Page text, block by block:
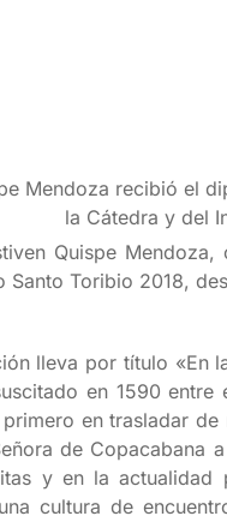
Mendoza recibió el
la Cátedra y del
Quispe
Santo Toribio 2018,
lleva por título «En
en 1590
en trasladar
de Copacabana
y en la actualidad
cultura de